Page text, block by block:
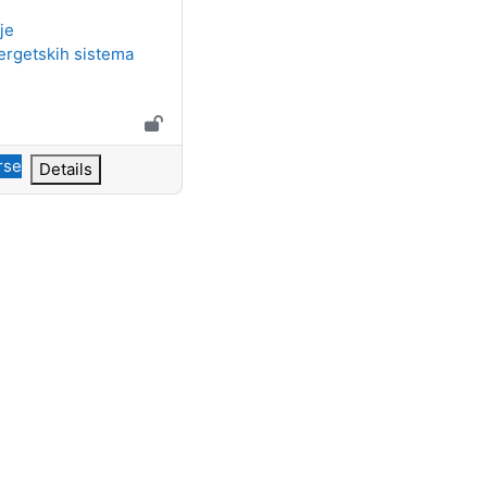
sistema
Details